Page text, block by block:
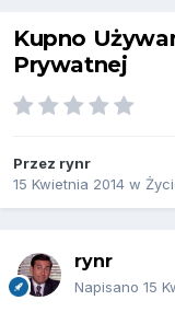
Kupno
Prywatnej
Przez rynr
15 Kwietnia 2014 w
rynr
Napisano 15